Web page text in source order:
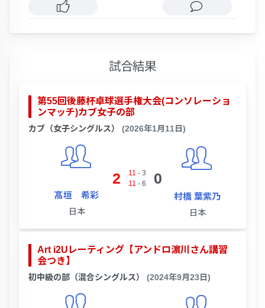
試合結果
第55回後藤杯卓球選手権大会(コンソレーショ
ンマッチ)カブ女子の部
カブ（女子シングルス） (2026年1月11日)
髙垣 希彩
日本
2 11 - 3
11 - 6 0
村橋 葉紫乃
日本
Art i2Uレーティング【アンドロ濵川さん講習
会つき】
初中級の部（混合シングルス） (2024年9月23日)